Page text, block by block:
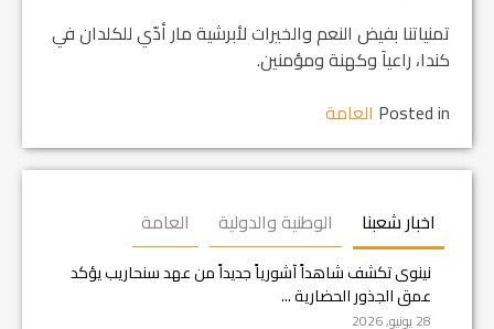
تمنياتنا بفيض النعم والخيرات لأبرشية مار أدّي للكلدان في
كندا، راعياَ وكهنة ومؤمنين.
Posted in العامة
اخبار شعبنا الوطنية والدولية العامة
نينوى تكشف شاهداً آشورياً جديداً من عهد سنحاريب يؤكد
عمق الجذور الحضارية ...
28 يونيو, 2026